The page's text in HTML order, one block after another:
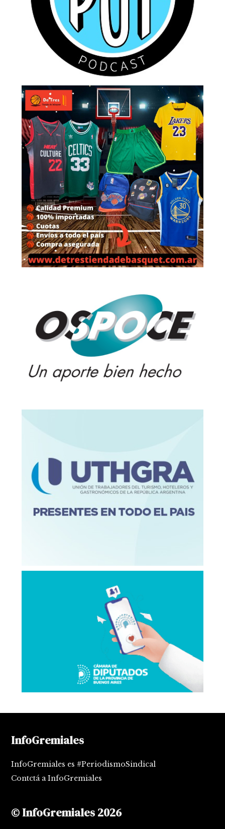
InfoGremiales
InfoGremiales es #PeriodismoSindical
Contctá a InfoGremiales
© InfoGremiales 2026